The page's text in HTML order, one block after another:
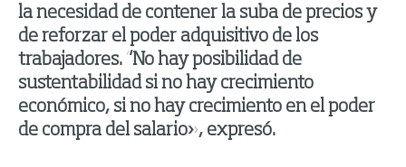
la necesidad de contener la suba de precios y
de reforzar el poder adquisitivo de los
trabajadores. “No hay posibilidad de
sustentabilidad si no hay crecimiento
económico, si no hay crecimiento en el poder
de compra del salario», expresó.